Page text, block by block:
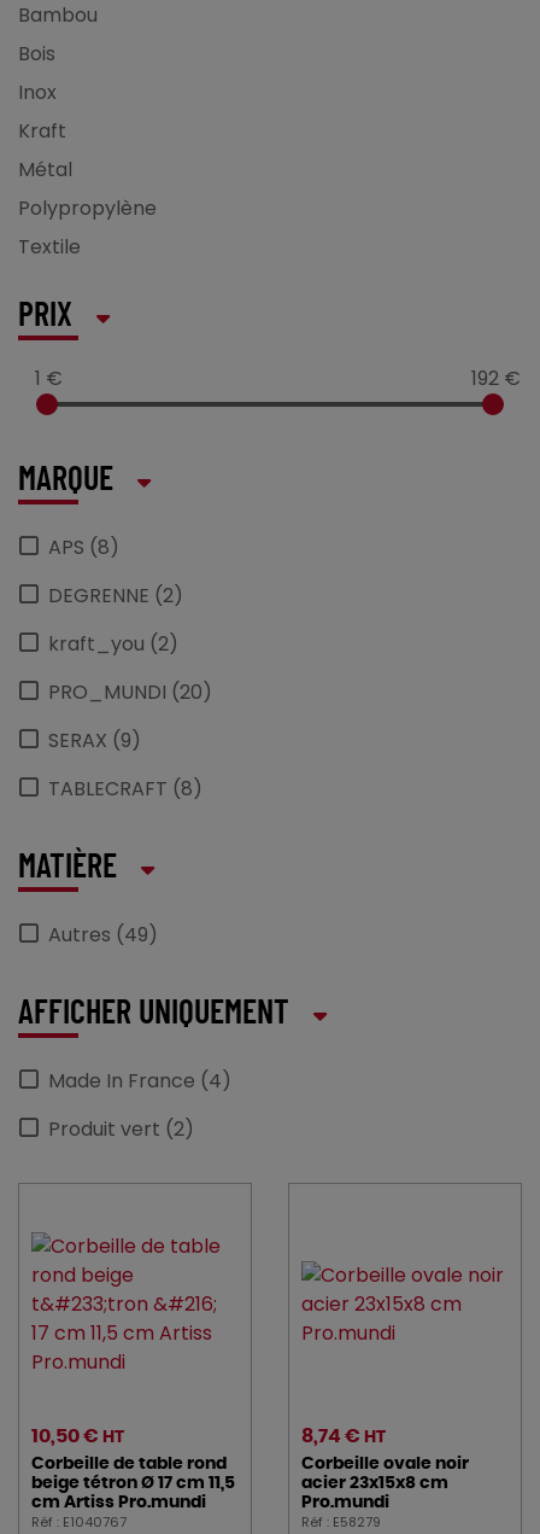
Bambou
Bois
Inox
Kraft
Métal
Polypropylène
Textile
PRIX
1 € 192 €
MARQUE
APS (8)
DEGRENNE (2)
kraft_you (2)
PRO_MUNDI (20)
SERAX (9)
TABLECRAFT (8)
MATIÈRE
Autres (49)
AFFICHER UNIQUEMENT
Made In France (4)
Produit vert (2)
10,50 € HT
Corbeille de table rond
beige tétron Ø 17 cm 11,5
cm Artiss Pro.mundi
Réf : E1040767
8,74 € HT
Corbeille ovale noir
acier 23x15x8 cm
Pro.mundi
Réf : E58279